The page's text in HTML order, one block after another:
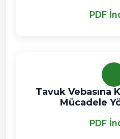
PDF
Tavuk Vebasına
Mücadele
PDF